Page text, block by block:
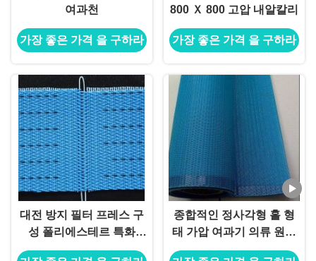
여과천
가장 좋은 가격 을 구하라
800 Ｘ 800 고압 내알칼리
가장 좋은 가격 을 구하라
대전 방지 필터 프레스 구
성 폴리에스테르 특화
100m / 명부
종합적인 정사각형 홀 형
태 가압 여과기 의류 원단
폴리에스테르 /